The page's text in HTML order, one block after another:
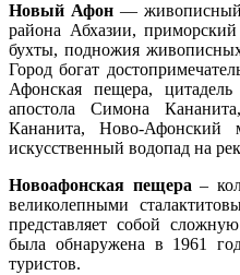
Новый Афон — живописный
района Абхазии,
бухты, подножия
Город богат
Афонская пещера,
апостола Симона
Кананита, Ново-Афонский
искусственный водопад на
Новоафонская пещера –
великолепными
представляет собой
была обнаружена в 1961
туристов.